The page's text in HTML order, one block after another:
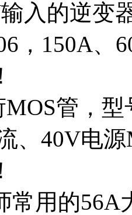
入的逆变
，150A、
管，
、40V电
常用的56A